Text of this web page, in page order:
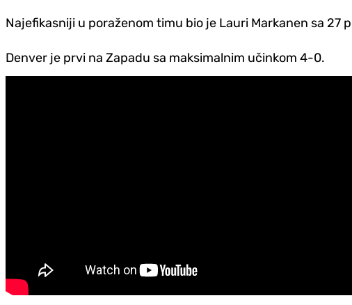
Najefikasniji u poraženom timu bio je Lauri Markanen sa 27
Denver je prvi na Zapadu sa maksimalnim učinkom 4-0.